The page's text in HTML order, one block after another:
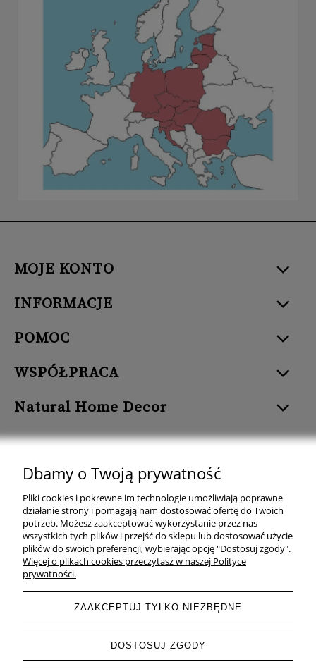
MOJE KONTO
INFORMACJE
POMOC
WSPÓŁPRACA
Natural Home Decor
Natural Home Decor | E-mail: sklep at naturalhomedecor.pl | Tel.:
507 707 299
| NIP: 7971800592 | REGON: 381429127
Copyright © 2026 - Naturalhomedecor.pl
Dbamy o Twoją prywatność
Pliki cookies i pokrewne im technologie umożliwiają poprawne
działanie strony i pomagają nam dostosować ofertę do Twoich
potrzeb. Możesz zaakceptować wykorzystanie przez nas
wszystkich tych plików i przejść do sklepu lub dostosować użycie
plików do swoich preferencji, wybierając opcję "Dostosuj zgody".
Więcej o plikach cookies przeczytasz w naszej Polityce
prywatności.
ZAAKCEPTUJ TYLKO NIEZBĘDNE
DOSTOSUJ ZGODY